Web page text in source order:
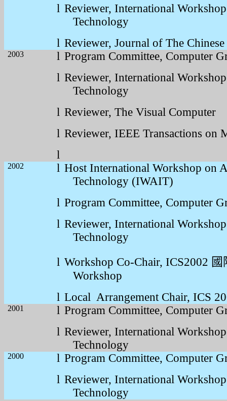
l Reviewer, International
Technology
l Reviewer, Journal of The
2003 l Program Committee, Computer
l Reviewer, International
Technology
l Reviewer, The Visual Computer
l Reviewer, IEEE Transactions on
l
2002 l Host International Workshop on
Technology (IWAIT)
l Program Committee, Computer
l Reviewer, International
Technology
l Workshop Co-Chair, ICS2002
Workshop
l Local Arrangement Chair, ICS
2001 l Program Committee, Computer
l Reviewer, International
Technology
2000 l Program Committee, Computer
l Reviewer, International
Technology